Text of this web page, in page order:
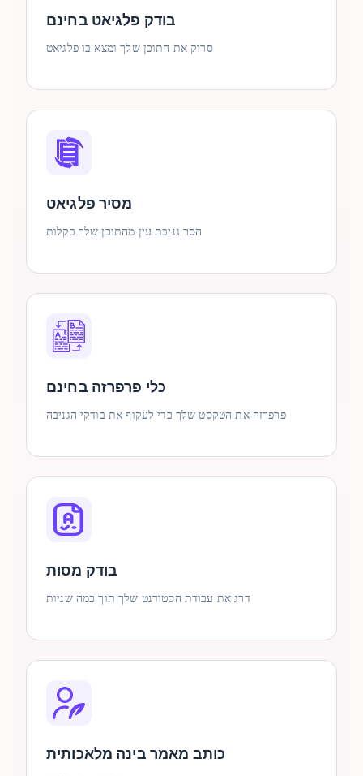
בודק פלגיאט בחינם
סרוק את התוכן שלך ומצא בו פלגיאט
מסיר פלגיאט
הסר גניבת עין מהתוכן שלך בקלות
כלי פרפרזה בחינם
פרפרזה את הטקסט שלך כדי לעקוף את בודקי הגניבה
בודק מסות
דרג את עבודת הסטודנט שלך תוך כמה שניות
כותב מאמר בינה מלאכותית